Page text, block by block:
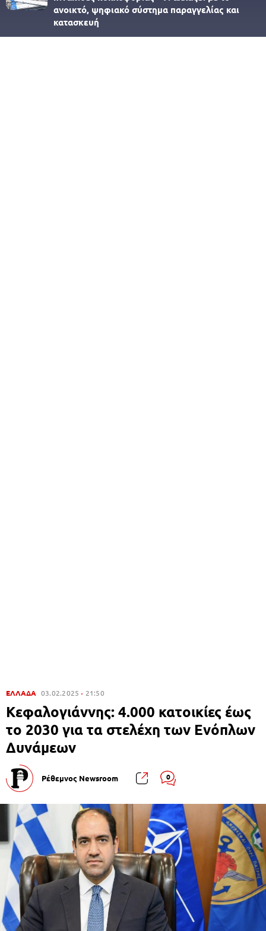
ανοικτό, ψηφιακό σύστημα παραγγελίας και
κατασκευή
ΕΛΛΑΔΑ 03.02.2025 21:50
Κεφαλογιάννης: 4.000 κατοικίες έως
το 2030 για τα στελέχη των Ενόπλων
Δυνάμεων
Ρέθεμνος Newsroom 0